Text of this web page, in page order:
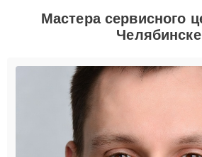
Мастера сервисного
Челябинске